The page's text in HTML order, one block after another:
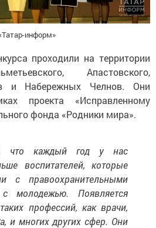
информ»
проходили на территории
Апастовского,
и Набережных Челнов. Они
проекта «Исправленному
фонда «Родники мира».
что каждый год у нас
воспитателей, которые
с правоохранительными
молодежью. Появляется
профессий, как врачи,
и многих других сфер. Они